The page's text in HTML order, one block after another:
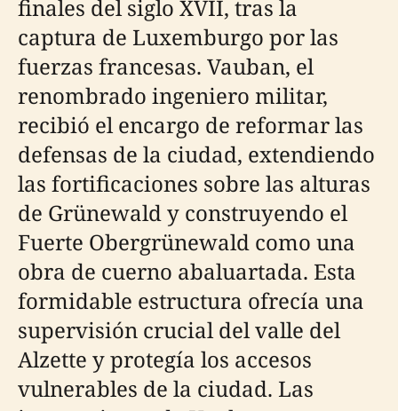
finales del siglo XVII, tras la
captura de Luxemburgo por las
fuerzas francesas. Vauban, el
renombrado ingeniero militar,
recibió el encargo de reformar las
defensas de la ciudad, extendiendo
las fortificaciones sobre las alturas
de Grünewald y construyendo el
Fuerte Obergrünewald como una
obra de cuerno abaluartada. Esta
formidable estructura ofrecía una
supervisión crucial del valle del
Alzette y protegía los accesos
vulnerables de la ciudad. Las